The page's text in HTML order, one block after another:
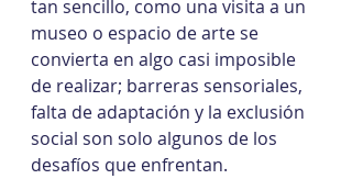
tan sencillo, como una visita a un
museo o espacio de arte se
convierta en algo casi imposible
de realizar; barreras sensoriales,
falta de adaptación y la exclusión
social son solo algunos de los
desafíos que enfrentan.